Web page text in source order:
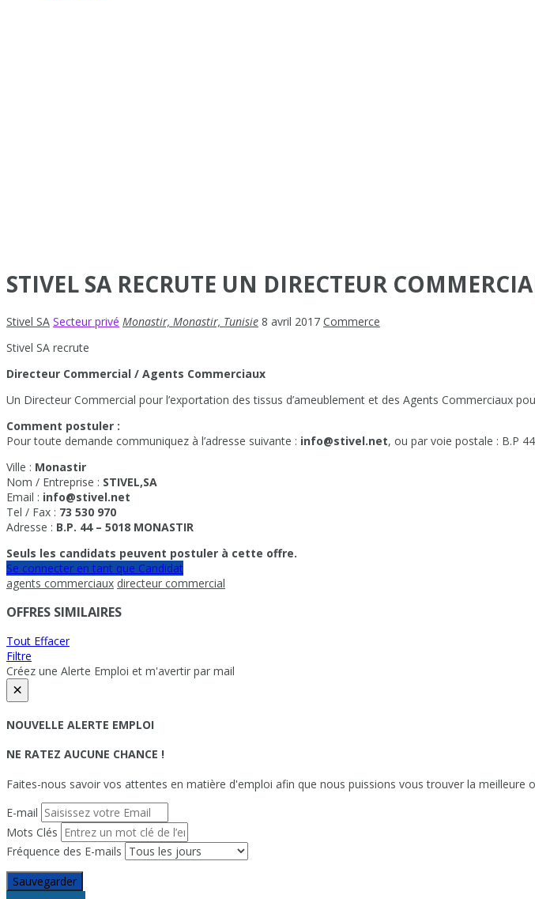
STIVEL SA RECRUTE UN DIRECTEUR
Stivel SA Secteur privé Monastir, Monastir, Tunisie 8 avril 2017 Commerce
Stivel SA recrute
Directeur Commercial / Agents Commerciaux
Un Directeur Commercial pour l’exportation des tissus d’ameublement et des Agents Commerciaux
Comment postuler :
Pour toute demande communiquez à l’adresse suivante : info@stivel.net, ou par voie postale : B.P
Ville : Monastir
Nom / Entreprise : STIVEL,SA
Email : info@stivel.net
Tel / Fax : 73 530 970
Adresse : B.P. 44 – 5018 MONASTIR
Seuls les candidats peuvent postuler à cette offre.
Se connecter en tant que Candidat
agents commerciaux directeur commercial
OFFRES SIMILAIRES
Tout Effacer
Filtre
Créez une Alerte Emploi et m'avertir par mail
×
NOUVELLE ALERTE EMPLOI
NE RATEZ AUCUNE CHANCE !
Faites-nous savoir vos attentes en matière d'emploi afin que nous puissions vous trouver la meilleure
E-mail
Mots Clés
Fréquence des E-mails
Sauvegarder